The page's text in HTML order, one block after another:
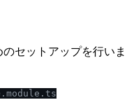
セットアップを行いま